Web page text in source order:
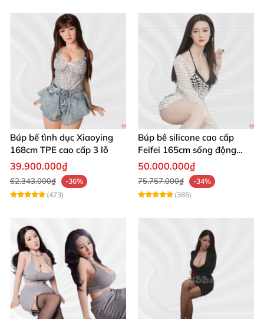
Búp bế tình dục Xiaoying
168cm TPE cao cấp 3 lỗ
39.900.000₫
62.343.000₫
-36%
(473)
Búp bê silicone cao cấp
Feifei 165cm sống động
chân thật ghê
50.000.000₫
75.757.000₫
-34%
(385)